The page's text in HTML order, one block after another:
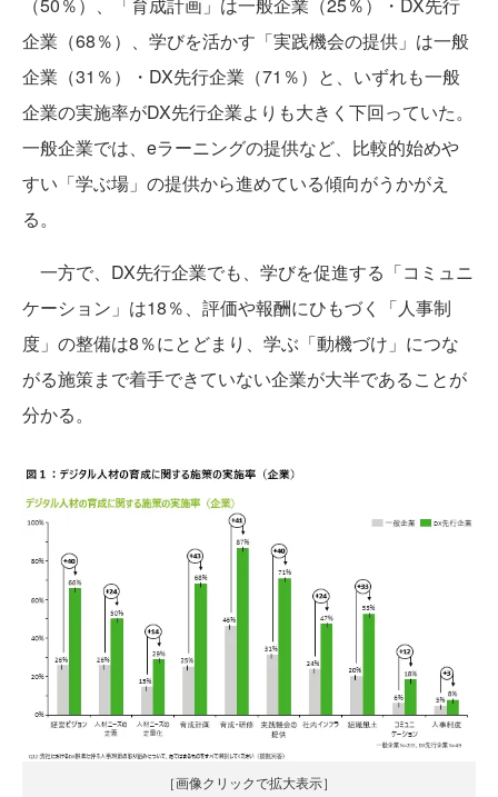
企業（68％）、学びを活かす「実践機会の提供」は一般
企業（31％）・DX先行企業（71％）と、いずれも一般
企業の実施率がDX先行企業よりも大きく下回っていた。
一般企業では、eラーニングの提供など、比較的始めや
すい「学ぶ場」の提供から進めている傾向がうかがえ
る。
一方で、DX先行企業でも、学びを促進する「コミュニ
ケーション」は18％、評価や報酬にひもづく「人事制
度」の整備は8％にとどまり、学ぶ「動機づけ」につな
がる施策まで着手できていない企業が大半であることが
分かる。
［画像クリックで拡大表示］